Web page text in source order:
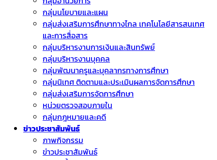
กลุ่มนโยบายและแผน
กลุ่มส่งเสริมการศึกษาทางไกล เทคโนโลยีสารสนเทศ
และการสื่อสาร
กลุ่มบริหารงานการเงินและสินทรัพย์
กลุ่มบริหารงานบุคคล
กลุ่มพัฒนาครูและบุคลากรทางการศึกษา
กลุ่มนิเทศ ติดตามและประเมินผลการจัดการศึกษา
กลุ่มส่งเสริมการจัดการศึกษา
หน่วยตรวจสอบภายใน
กลุ่มกฎหมายและคดี
ข่าวประชาสัมพันธ์
ภาพกิจกรรม
ข่าวประชาสัมพันธ์